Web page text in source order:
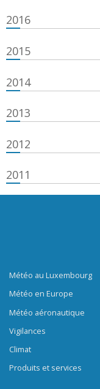
2016
2015
2014
2013
2012
2011
Météo au Luxembourg
Météo en Europe
Météo aéronautique
Vigilances
Climat
Produits et services